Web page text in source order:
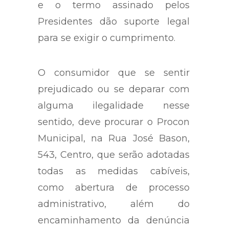
e o termo assinado pelos
Presidentes dão suporte legal
para se exigir o cumprimento.
O consumidor que se sentir
prejudicado ou se deparar com
alguma ilegalidade nesse
sentido, deve procurar o Procon
Municipal, na Rua José Bason,
543, Centro, que serão adotadas
todas as medidas cabíveis,
como abertura de processo
administrativo, além do
encaminhamento da denúncia